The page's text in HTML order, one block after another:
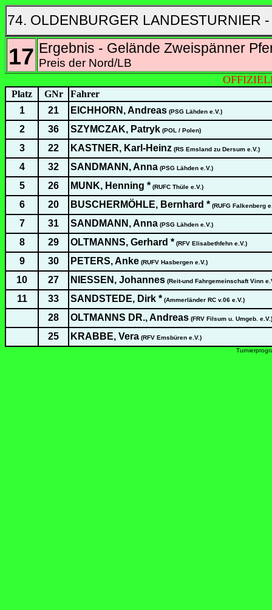
74. OLDENBURGER LANDESTURNIER
17 Ergebnis - Gelände Zweispänner
Preis der Nord/LB
Platz GNr
Fahrer
1
21 EICHHORN, Andreas (PSG Lähden e.V.)
2 36 SZYMCZAK, Patryk (POL / Polen)
3 22 KASTNER, Karl-Heinz (RS Emsland zu Dersum e.V.)
4 32 SANDMANN, Anna (PSG Lähden e.V.)
5 26 MUNK, Henning * (RUFC Thüle e.V.)
6 20 BUSCHERMÖHLE, Bernhard * (RUFG Falkenberg
7 31 SANDMANN, Anna (PSG Lähden e.V.)
8 29 OLTMANNS, Gerhard * (RFV Elisabethfehn e.V.)
9 30 PETERS, Anke (RUFV Hasbergen e.V.)
10 27 NIESSEN, Johannes (Reit-und Fahrgemeinschaft Vinn
11 33 SANDSTEDE, Dirk * (Ammerländer RC v.06 e.V.)
28 OLTMANNS DR., Andreas (FRV Filsum u. Umgeb. e.V.)
25 KRABBE, Vera (RFV Emsbüren e.V.)